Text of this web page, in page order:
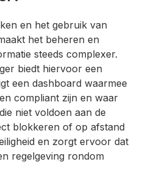
en het gebruik van
het beheren en
steeds complexer.
biedt hiervoor een
een dashboard waarmee
compliant zijn en waar
niet voldoen aan de
blokkeren of op afstand
en zorgt ervoor dat
regelgeving rondom